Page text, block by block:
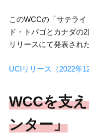
このWCCの「サテラ
ド・トバゴとカナダの
リリースにて発表された
UCIリリース（2022年
WCCを支
ンター」